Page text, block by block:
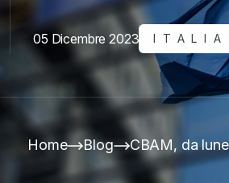
05 Dicembre 2023 ITALIA
Home Blog CBAM, da